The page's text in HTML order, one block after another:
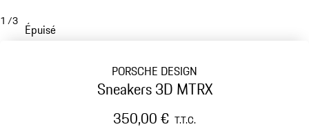
1 /3
Épuisé
PORSCHE DESIGN
Sneakers 3D MTRX
350,00 € T.T.C.